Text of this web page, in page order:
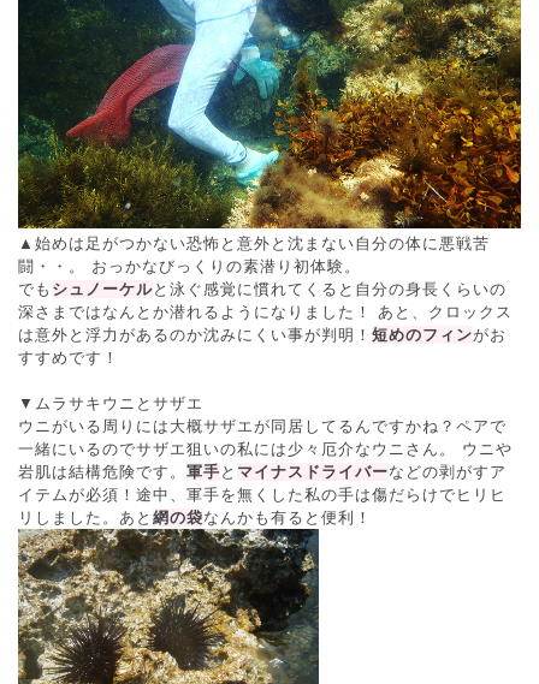
▲始めは足がつかない恐怖と意外と沈まない自分の体に悪戦苦
闘・・。 おっかなびっくりの素潜り初体験。
でも シュノーケルと泳ぐ感覚に慣れてくると自分の身長くらいの
深さまではなんとか潜れるようになりました！ あと、クロックス
は意外と浮力があるのか沈みにくい事が判明！ 短めのフィンがお
すすめです！
▼ムラサキウニとサザエ
ウニがいる周りには大概サザエが同居してるんですかね？ペアで
一緒にいるのでサザエ狙いの私には少々厄介なウニさん。 ウニや
岩肌は結構危険です。 軍手 と マイナスドライバーなどの剥がすア
イテムが必須！途中、軍手を無くした私の手は傷だらけでヒリヒ
リしました。あと 網の袋なんかも有ると便利！